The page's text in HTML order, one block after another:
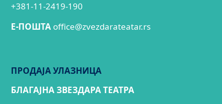
+381-11-2419-190
E-ПОШТА office@zvezdarateatar.rs
ПРОДАЈА УЛАЗНИЦА
БЛАГАЈНА ЗВЕЗДАРА ТЕАТРА